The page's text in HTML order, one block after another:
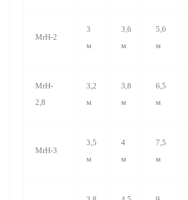
MrH-2
3
м
3,6
м
5,6
м
MrH-
2,8
3,2
м
3,8
м
6,5
м
MrH-3
3,5
м
4
м
7,5
м